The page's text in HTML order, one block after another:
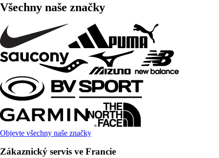
Všechny naše značky
Objevte všechny naše značky
Zákaznický servis ve Francie